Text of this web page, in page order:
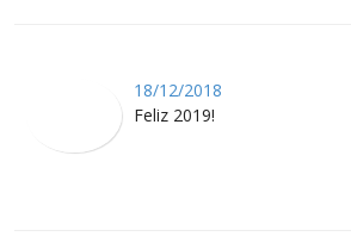
18/12/2018
Feliz 2019!